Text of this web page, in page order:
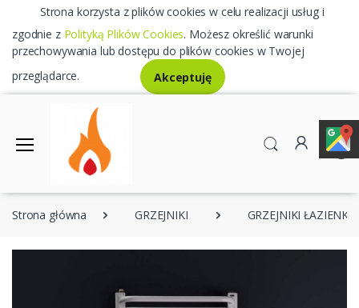
Strona korzysta z plików cookies w celu realizacji usług i
zgodnie z Polityką Plików Cookies. Możesz określić warunki
przechowywania lub dostępu do plików cookies w Twojej
przeglądarce.
Akceptuję
0
Strona główna GRZEJNIKI GRZEJNIKI